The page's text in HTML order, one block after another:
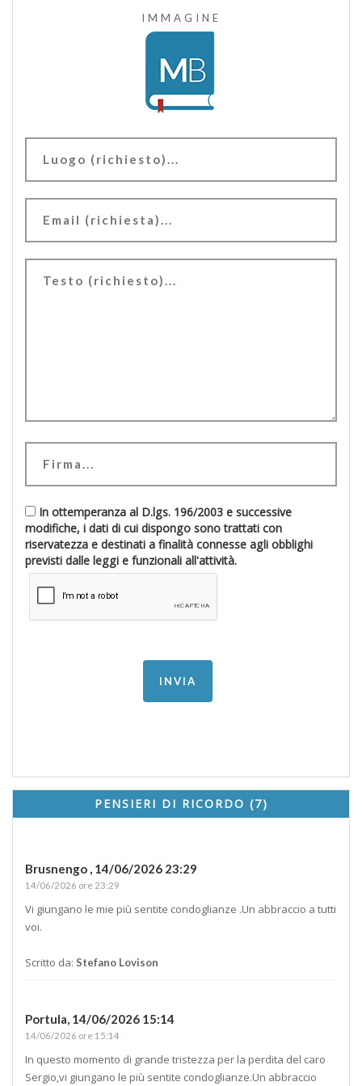
IMMAGINE
In ottemperanza al D.lgs. 196/2003 e successive
modifiche, i dati di cui dispongo sono trattati con
riservatezza e destinati a finalità connesse agli obblighi
previsti dalle leggi e funzionali all'attività.
PENSIERI DI RICORDO (7)
Brusnengo , 14/06/2026 23:29
14/06/2026 ore 23:29
Vi giungano le mie più sentite condoglianze .Un abbraccio a tutti
voi.
Scritto da: Stefano Lovison
Portula, 14/06/2026 15:14
14/06/2026 ore 15:14
In questo momento di grande tristezza per la perdita del caro
Sergio,vi giungano le più sentite condoglianze.Un abbraccio